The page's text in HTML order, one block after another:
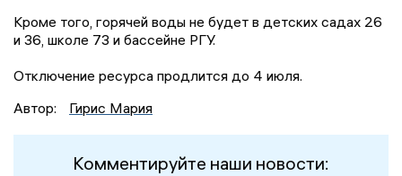
Кроме того, горячей воды не будет в детских садах 26
и 36, школе 73 и бассейне РГУ.
Отключение ресурса продлится до 4 июля.
Автор:
Гирис Мария
Комментируйте наши новости: